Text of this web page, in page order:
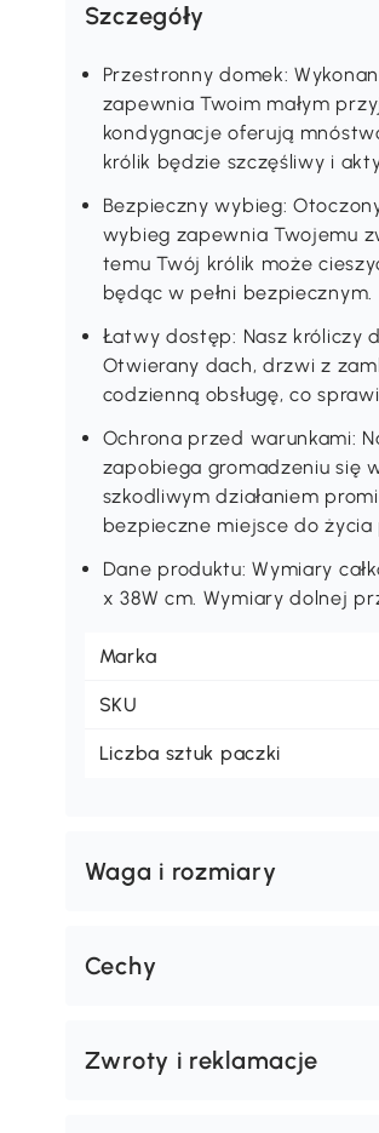
Szczegóły
Przestronny domek:
zapewnia Twoim małym
kondygnacje oferują
królik będzie szczęśliwy i
Bezpieczny wybieg:
wybieg zapewnia Twojemu
temu Twój królik może
będąc w pełni bezpiecznym.
Łatwy dostęp: Nasz króliczy
Otwierany dach, drzwi z
codzienną obsługę, co
Ochrona przed warunkami:
zapobiega gromadzeniu się
szkodliwym działaniem
bezpieczne miejsce do życia
Dane produktu: Wymiary
x 38W cm. Wymiary dolnej
Marka
SKU
Liczba sztuk paczki
Waga i rozmiary
Cechy
Zwroty i reklamacje